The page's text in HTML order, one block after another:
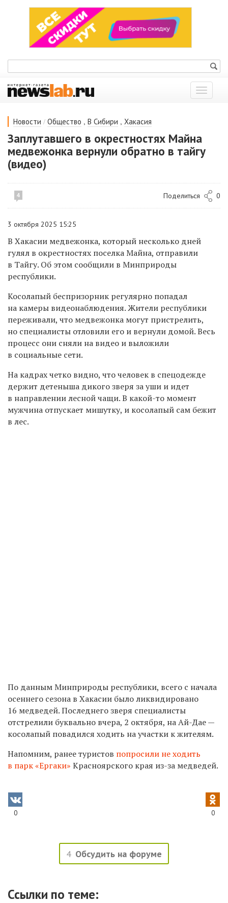
Показать
меню
Новости / Общество , В Сибири , Хакасия
Заплутавшего в окрестностях Майна
медвежонка вернули обратно в тайгу
(видео)
4 Поделиться 0
3 октября 2025 15:25
В Хакасии медвежонка, который несколько дней
гулял в окрестностях поселка Майна, отправили
в Тайгу. Об этом сообщили в Минприроды
республики.
Косолапый беспризорник регулярно попадал
на камеры видеонаблюдения. Жители республики
переживали, что медвежонка могут пристрелить,
но специалисты отловили его и вернули домой. Весь
процесс они сняли на видео и выложили
в социальные сети.
На кадрах четко видно, что человек в спецодежде
держит детеныша дикого зверя за уши и идет
в направлении лесной чащи. В какой-то момент
мужчина отпускает мишутку, и косолапый сам бежит
в лес.
По данным Минприроды республики, всего с начала
осеннего сезона в Хакасии было ликвидировано
16 медведей. Последнего зверя специалисты
отстрелили буквально вчера, 2 октября, на Ай-Дае —
косолапый повадился ходить на участки к жителям.
Напомним, ранее туристов попросили не ходить
в парк «Ергаки» Красноярского края из-за медведей.
0 0
4 Обсудить на форуме
Ссылки по теме: